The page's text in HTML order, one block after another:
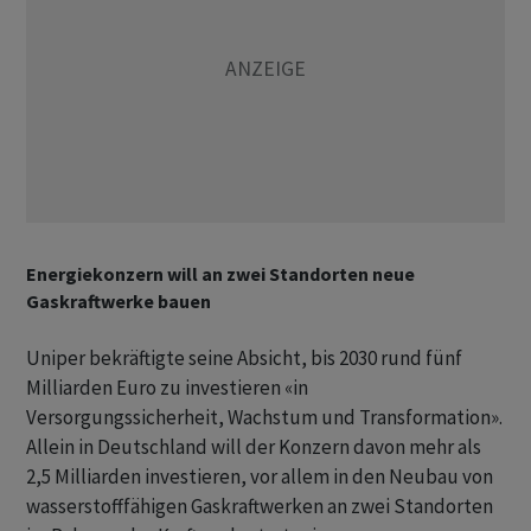
Energiekonzern will an zwei Standorten neue
Gaskraftwerke bauen
Uniper bekräftigte seine Absicht, bis 2030 rund fünf
Milliarden Euro zu investieren «in
Versorgungssicherheit, Wachstum und Transformation».
Allein in Deutschland will der Konzern davon mehr als
2,5 Milliarden investieren, vor allem in den Neubau von
wasserstofffähigen Gaskraftwerken an zwei Standorten